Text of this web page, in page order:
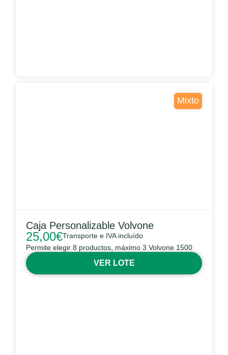
Mixto
Caja Personalizable Volvone
25,00€Transporte e IVA incluído
Permite elegir 8 productos, máximo 3 Volvone 1500
VER LOTE